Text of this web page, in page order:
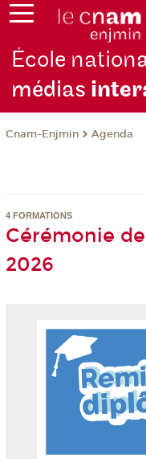
École nation
médias
Cnam-Enjmin Agenda
4 FORMATIONS
Cérémonie
2026